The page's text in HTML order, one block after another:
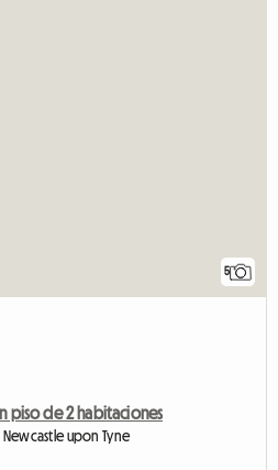
5
piso de 2 habitaciones
upon Tyne